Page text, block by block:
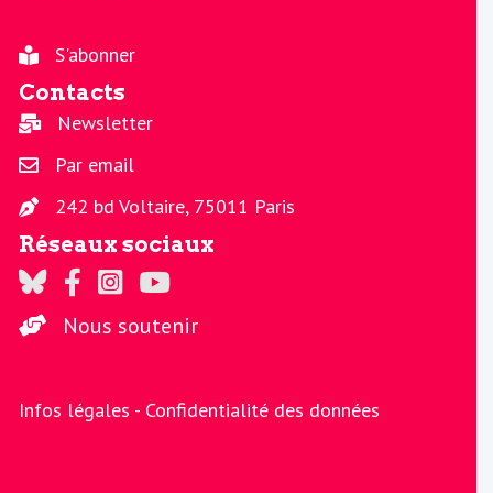
S'abonner
Contacts
Newsletter
Par email
242 bd Voltaire, 75011 Paris
Réseaux sociaux
Regards sur Twitter
Regards sur Facebook
Regards sur Instagram
La chaine Regards sur Youtube
Nous soutenir
Infos légales - Confidentialité des données